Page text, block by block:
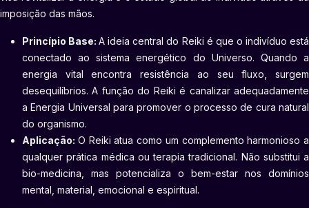
imposição das mãos.
Princípio Base:A ideia central do Reiki é que o indivíduo está
conectado ao sistema energético do Universo. Quando a
energia vital encontra resistência ao seu fluxo, surgem
desequilíbrios. A função do Reiki é canalizar adequadamente
a Energia Universal para promover o processo de cura natural
do organismo.
Aplicação: O Reiki atua como um complemento harmonioso a
qualquer prática médica ou terapia tradicional. Não substitui a
bio-medicina, mas potencializa o bem-estar nos domínios
mental, material, emocional e espiritual.